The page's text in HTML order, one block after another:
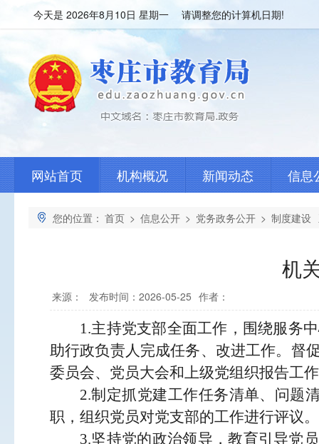
今天是 2026年8月10日 星期一 请调整您的计算机日期!
网站首页 机构概况 新闻动态 信息
您的位置： 首页 > 信息公开 > 党务政务公开 > 制度建设
机
来源： 发布时间：2026-05-25 作者：
1.主持党支部全面工作，围绕服务
助行政负责人完成任务、改进工作。督
委员会、党员大会和上级党组织报告工
2.制定抓党建工作任务清单、问题
职，组织党 员对党支部的工作进行评议。
3.坚持党的政治领导，教育引导党